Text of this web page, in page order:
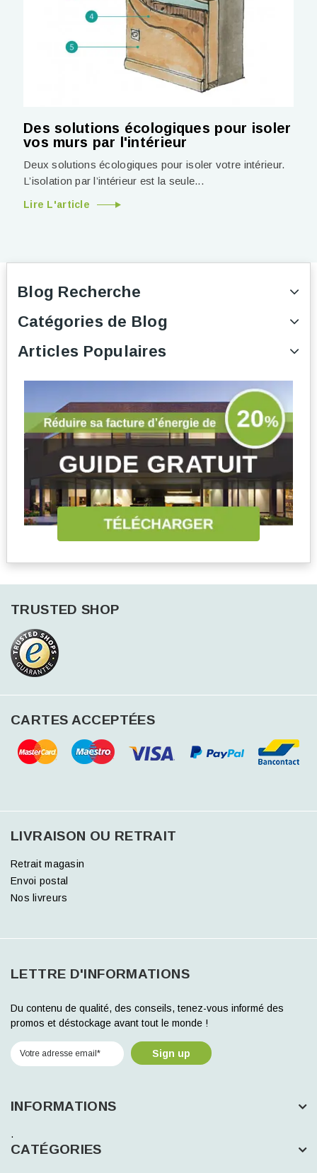
Des solutions écologiques pour isoler
vos murs par l'intérieur
Deux solutions écologiques pour isoler votre intérieur.
L’isolation par l’intérieur est la seule...
Lire L'article
Blog Recherche
Catégories de Blog
Articles Populaires
TRUSTED SHOP
CARTES ACCEPTÉES
LIVRAISON OU RETRAIT
Retrait magasin
Envoi postal
Nos livreurs
LETTRE D'INFORMATIONS
Du contenu de qualité, des conseils, tenez-vous informé des
promos et déstockage avant tout le monde !
Sign up
INFORMATIONS
.
CATÉGORIES